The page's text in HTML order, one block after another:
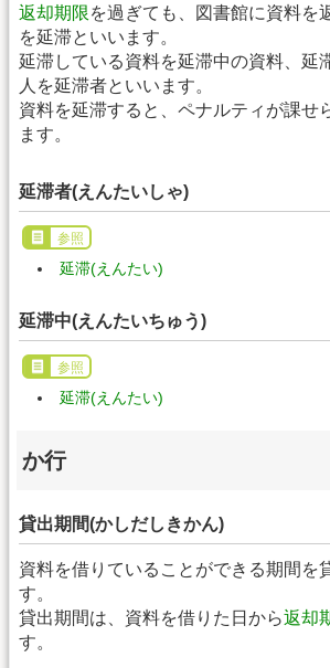
返却期限を過ぎても、図書館に資料を
を延滞といいます。
延滞している資料を延滞中の資料、延
人を延滞者といいます。
資料を延滞すると、ペナルティが課せ
ます。
延滞者(えんたいしゃ)
参照
延滞(えんたい)
延滞中(えんたいちゅう)
参照
延滞(えんたい)
か行
貸出期間(かしだしきかん)
資料を借りていることができる期間を
す。
貸出期間は、資料を借りた日から返却
す。